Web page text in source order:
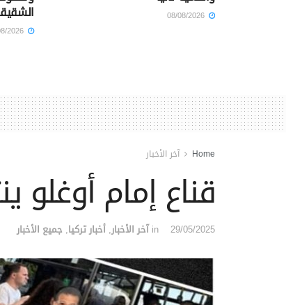
Home آخر الأخبار
قناع إمام
29/05/2025
in آخر الأخبار, أخبار تركيا, جميع الأخبار